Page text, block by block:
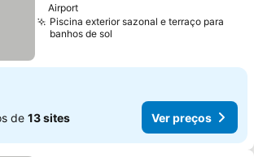
Airport
Piscina exterior sazonal e terraço para
banhos de sol
de 13 sites Ver preços